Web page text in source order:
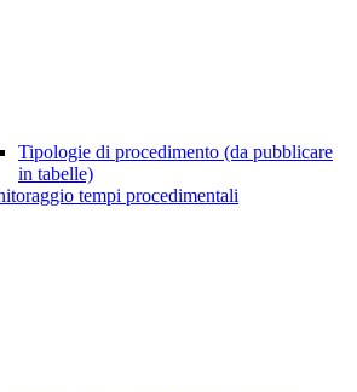
Tipologie di procedimento (da pubblicare
in tabelle)
tempi procedimentali